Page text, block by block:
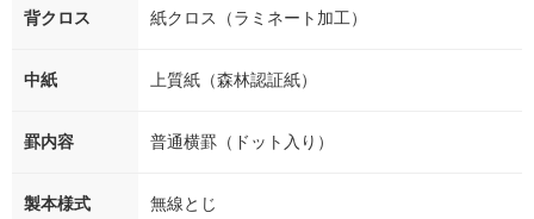
背クロス 紙クロス（ラミネート加工）
中紙 上質紙（森林認証紙）
罫内容 普通横罫（ドット入り）
製本様式 無線とじ